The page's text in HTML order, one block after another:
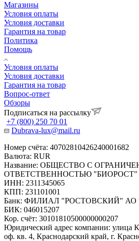
Магазины
Условия оплаты
Условия доставки
Гарантия на товар
Политика
Помощь
Условия оплаты
Условия доставки
Гарантия на товар
Вопрос-ответ
Обзоры
Подписаться на рассылку
+7 (800) 250 70 01
Dubrava-lux@mail.ru
Номер счёта: 40702810426240001682
Валюта: RUR
Название: ОБЩЕСТВО С
ОТВЕТСТВЕННОСТЬЮ "БИОРОСТ"
ИНН: 2311345065
КПП: 231101001
Банк: ФИЛИАЛ "РОСТОВСКИЙ"
БИК: 046015207
Кор. счёт: 30101810500000000207
Юридический адрес компании: улица
оф. кв. 4, Краснодарский край, г.